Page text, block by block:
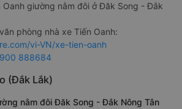
Oanh giường nằm đôi ở Đăk Song - Đắk
phòng nhà xe Tiến Oanh:
vi-VN/xe-tien-oanh
888684
(Đắk Lắk)
nằm đôi Đăk Song - Đắk Nông Tân